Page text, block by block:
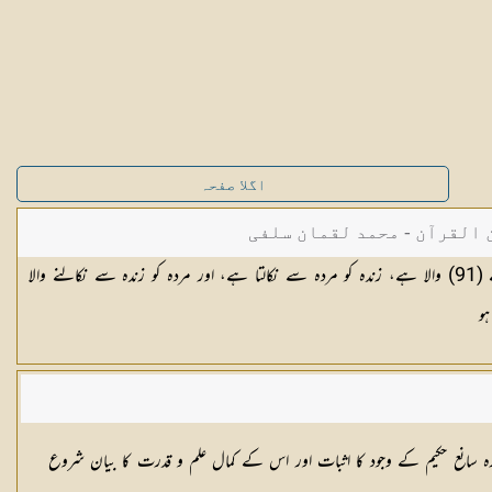
اگلا صفحہ
القرآن - محمد لقمان سلفی
بے شک اللہ ہی دانہ اور گٹھلی کو پھاڑنے (91) والا ہے، زندہ کو مردہ سے نکالتا ہے، اور مردہ کو زندہ سے نکالنے والا
سانع حکیم کے وجود کا اثبات اور اس کے کمال علم و قدرت کا بیان شروع